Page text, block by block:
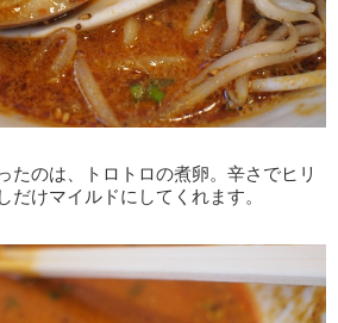
たのは、トロトロの煮卵。辛さでヒリ
だけマイルドにしてくれます。